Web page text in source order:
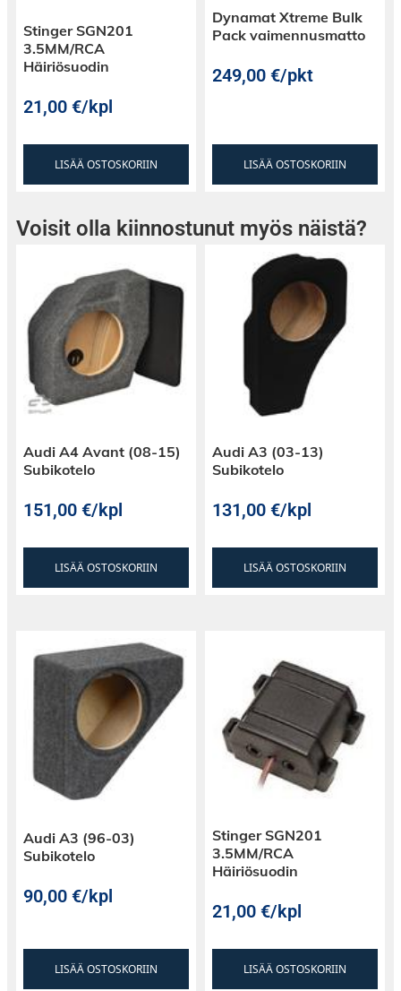
Stinger SGN201
3.5MM/RCA
Häiriösuodin
21,00€/kpl
LISÄÄ OSTOSKORIIN
Dynamat Xtreme Bulk
Pack vaimennusmatto
249,00€/pkt
LISÄÄ OSTOSKORIIN
Voisit olla kiinnostunut myös näistä?
Audi A4 Avant (08-15)
Subikotelo
151,00€/kpl
LISÄÄ OSTOSKORIIN
Audi A3 (03-13)
Subikotelo
131,00€/kpl
LISÄÄ OSTOSKORIIN
Audi A3 (96-03)
Subikotelo
90,00€/kpl
LISÄÄ OSTOSKORIIN
Stinger SGN201
3.5MM/RCA
Häiriösuodin
21,00€/kpl
LISÄÄ OSTOSKORIIN